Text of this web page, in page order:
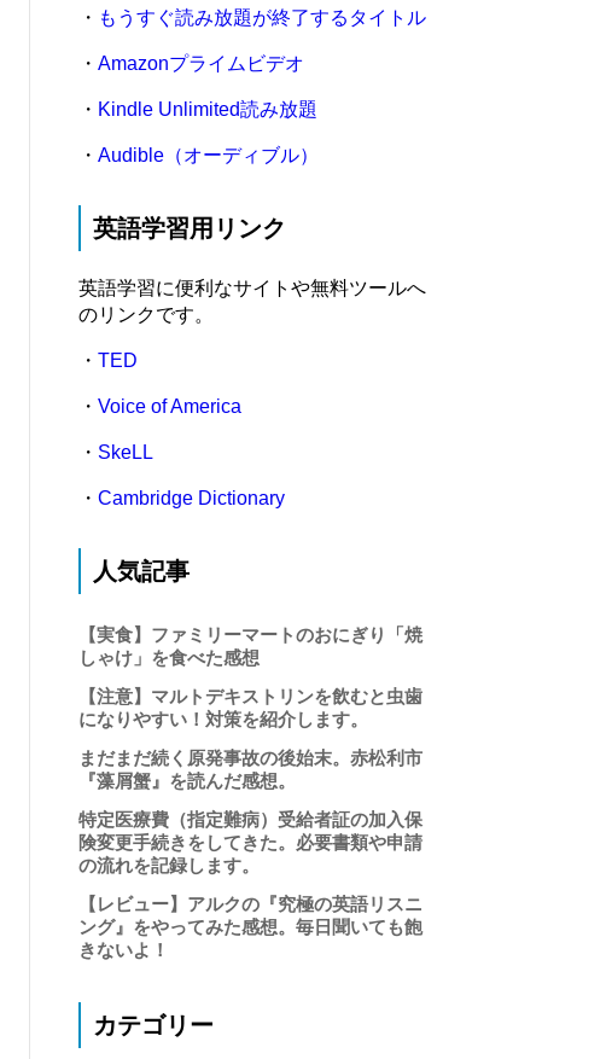
・ もうすぐ読み放題が終了するタイトル
・ Amazonプライムビデオ
・ Kindle Unlimited読み放題
・ Audible（オーディブル）
英語学習用リンク
英語学習に便利なサイトや無料ツールへ
のリンクです。
・ TED
・ Voice of America
・ SkeLL
・ Cambridge Dictionary
人気記事
【実食】ファミリーマートのおにぎり「焼
しゃけ」を食べた感想
【注意】マルトデキストリンを飲むと虫歯
になりやすい！対策を紹介します。
まだまだ続く原発事故の後始末。赤松利市
『藻屑蟹』を読んだ感想。
特定医療費（指定難病）受給者証の加入保
険変更手続きをしてきた。必要書類や申請
の流れを記録します。
【レビュー】アルクの『究極の英語リスニ
ング』をやってみた感想。毎日聞いても飽
きないよ！
カテゴリー